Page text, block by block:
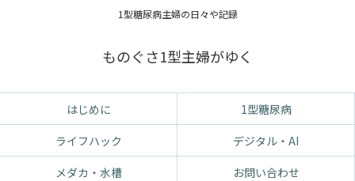
1型糖尿病主婦の日々や記録
ものぐさ1型主婦がゆく
はじめに
1型糖尿病
ライフハック
デジタル・AI
メダカ・水槽
お問い合わせ